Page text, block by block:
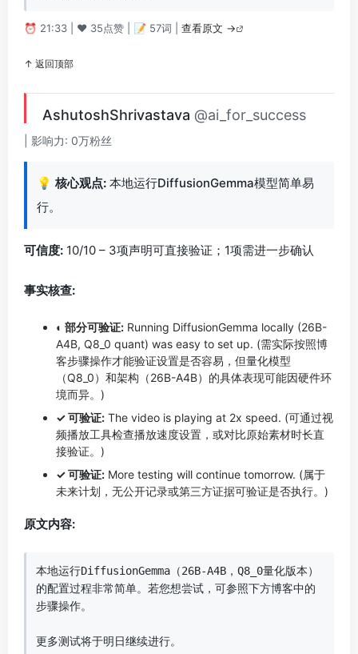
⏰ 21:33 | ❤️ 35点赞 | 📝 57词 | 查看原文 →
↑ 返回顶部
AshutoshShrivastava @ai_for_success
| 影响力: 0万粉丝
💡 核心观点: 本地运行DiffusionGemma模型简单易
行。
可信度: 10/10 – 3项声明可直接验证；1项需进一步确认
事实核查:
◐ 部分可验证: Running DiffusionGemma locally (26B-
A4B, Q8_0 quant) was easy to set up. (需实际按照博
客步骤操作才能验证设置是否容易，但量化模型
（Q8_0）和架构（26B-A4B）的具体表现可能因硬件环
境而异。)
✓ 可验证: The video is playing at 2x speed. (可通过视
频播放工具检查播放速度设置，或对比原始素材时长直
接验证。)
✓ 可验证: More testing will continue tomorrow. (属于
未来计划，无公开记录或第三方证据可验证是否执行。)
原文内容:
本地运行DiffusionGemma（26B-A4B，Q8_0量化版本）
的配置过程非常简单。若您想尝试，可参照下方博客中的
步骤操作。
更多测试将于明日继续进行。